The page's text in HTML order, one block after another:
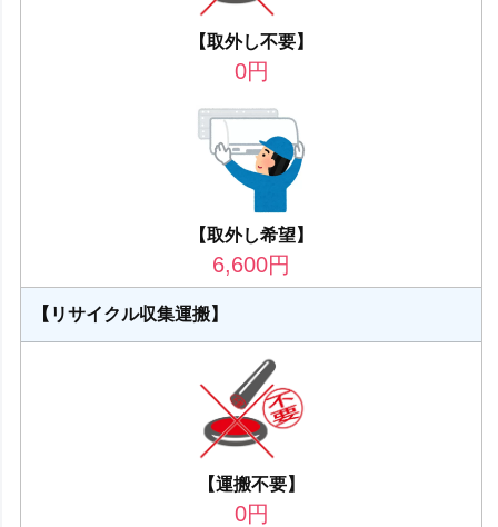
【取外し不要】
0円
【取外し希望】
6,600円
【リサイクル収集運搬】
【運搬不要】
0円